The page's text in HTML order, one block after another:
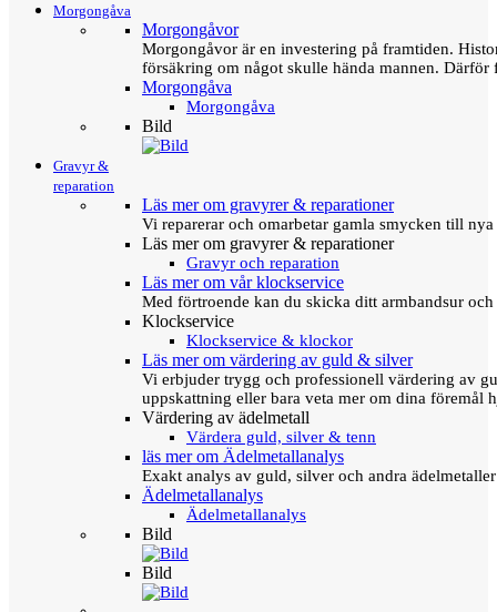
Morgongåva
Morgongåvor
Morgongåvor är en investering på framtiden.
försäkring om något skulle hända mannen.
Morgongåva
Morgongåva
Bild
Gravyr &
reparation
Läs mer om gravyrer & reparationer
Vi reparerar och omarbetar gamla smycken till
Läs mer om gravyrer & reparationer
Gravyr och reparation
Läs mer om vår klockservice
Med förtroende kan du skicka ditt armbandsur
Klockservice
Klockservice & klockor
Läs mer om värdering av guld & silver
Vi erbjuder trygg och professionell värdering av
uppskattning eller bara veta mer om dina föremål
Värdering av ädelmetall
Värdera guld, silver & tenn
läs mer om Ädelmetallanalys
Exakt analys av guld, silver och andra
Ädelmetallanalys
Ädelmetallanalys
Bild
Bild